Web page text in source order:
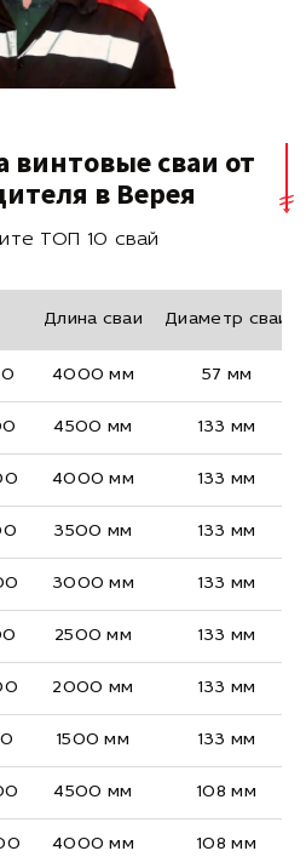
винтовые сваи от
в Верея
ТОП 10 свай
Длина сваи Диаметр сваи
4000 мм 57 мм
4500 мм 133 мм
4000 мм 133 мм
3500 мм 133 мм
3000 мм 133 мм
2500 мм 133 мм
2000 мм 133 мм
1500 мм 133 мм
4500 мм 108 мм
4000 мм 108 мм